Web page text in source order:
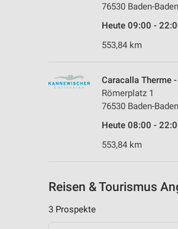
76530 Baden-Baden
Heute 09:00 -
553,84 km
Caracalla Therme
Römerplatz 1
76530 Baden-Baden
Heute 08:00 -
553,84 km
Reisen & Tourismus
3 Prospekte